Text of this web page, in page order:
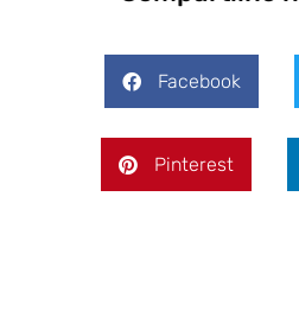
Facebook
Pinterest